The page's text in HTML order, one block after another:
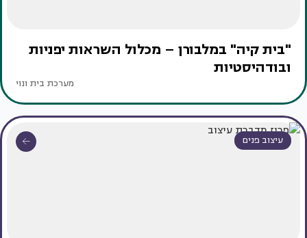
"בית קיה" במלבורן – מכלול השראות יפניות
ובודהיסטיות
מערכת בית ונוי
עיצוב פנים